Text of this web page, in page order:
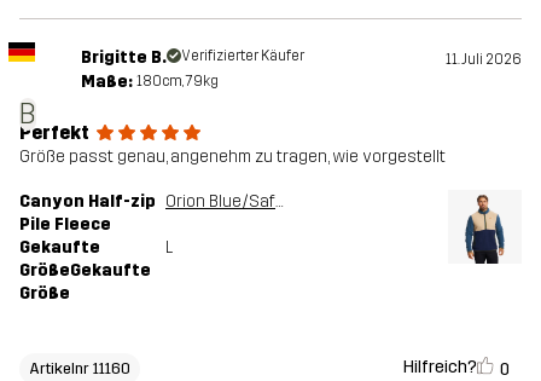
B
Brigitte B. Verifizierter Käufer 11. Juli 2026
Maße: 180cm, 79kg
Perfekt
Größe passt genau, angenehm zu tragen, wie vorgestellt
Canyon Half-zip
Pile Fleece
Orion Blue/Safari Beige
Gekaufte
GrößeGekaufte
Größe
L
Artikelnr 11160 Hilfreich? 0